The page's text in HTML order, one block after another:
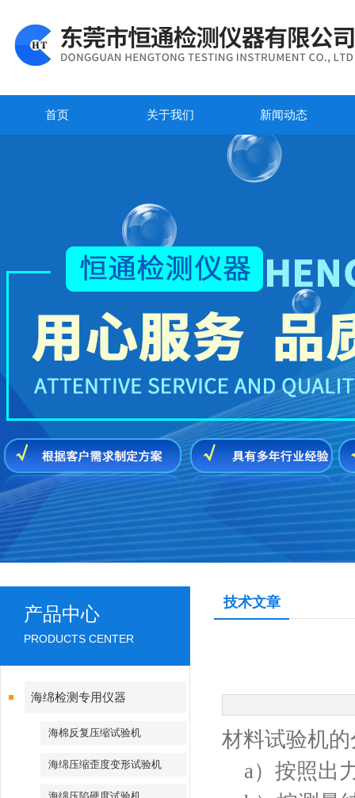
首页 关于我们 新闻动态
产品中心
PRODUCTS CENTER
海绵检测专用仪器
海棉反复压缩试验机
海绵压缩歪度变形试验机
技术文章
材料试验机
a）按照出